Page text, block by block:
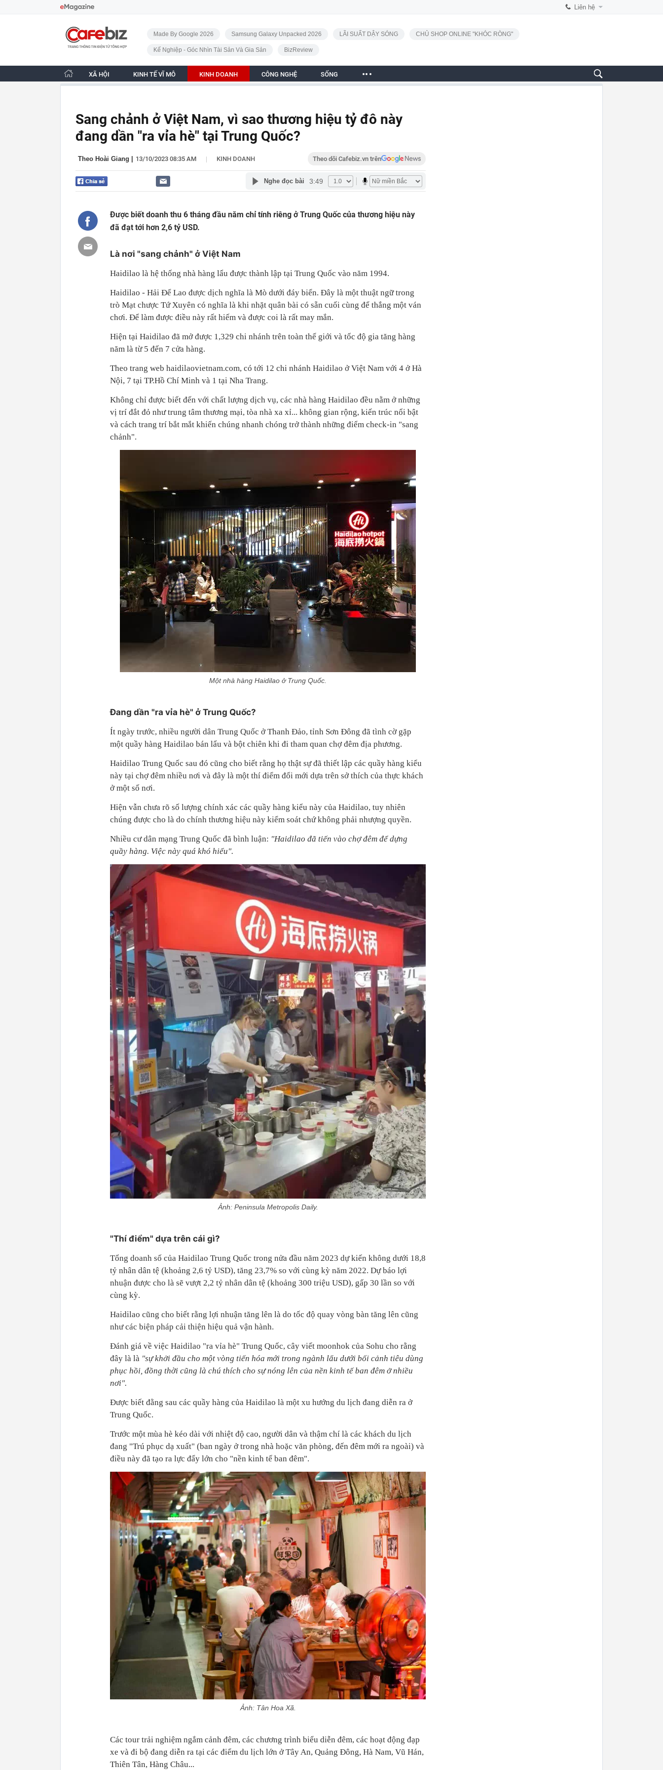
Liên hệ
CafeBiz - Trang chủ
Made By Google 2026 Samsung Galaxy Unpacked 2026 LÃI SUẤT DẬY SÓNG CHỦ SHOP ONLINE "KHÓC RÒNG"
Kế Nghiệp - Góc Nhìn Tài Sản Và Gia Sản BizReview
XÃ HỘI KINH TẾ VĨ MÔ KINH DOANH CÔNG NGHỆ SỐNG
Sang chảnh ở Việt Nam, vì sao thương hiệu tỷ đô này
đang dần "ra vỉa hè" tại Trung Quốc?
Theo Hoài Giang 13/10/2023 08:35 AM | KINH DOANH Theo dõi Cafebiz.vn trên
Nghe đọc bài 3:49
Được biết doanh thu 6 tháng đầu năm chỉ tính riêng ở Trung Quốc của thương hiệu này
đã đạt tới hơn 2,6 tỷ USD.
Là nơi "sang chảnh" ở Việt Nam
Haidilao là hệ thống nhà hàng lẩu được thành lập tại Trung Quốc vào năm 1994.
Haidilao - Hải Để Lao được dịch nghĩa là Mò dưới đáy biển. Đây là một thuật ngữ trong
trò Mạt chược Tứ Xuyên có nghĩa là khi nhặt quân bài có sẵn cuối cùng để thắng một ván
chơi. Để làm được điều này rất hiếm và được coi là rất may mắn.
Hiện tại Haidilao đã mở được 1,329 chi nhánh trên toàn thế giới và tốc độ gia tăng hàng
năm là từ 5 đến 7 cửa hàng.
Theo trang web haidilaovietnam.com, có tới 12 chi nhánh Haidilao ở Việt Nam với 4 ở Hà
Nội, 7 tại TP.Hồ Chí Minh và 1 tại Nha Trang.
Không chỉ được biết đến với chất lượng dịch vụ, các nhà hàng Haidilao đều nằm ở những
vị trí đắt đỏ như trung tâm thương mại, tòa nhà xa xỉ... không gian rộng, kiến trúc nổi bật
và cách trang trí bắt mắt khiến chúng nhanh chóng trở thành những điểm check-in "sang
chảnh".
Một nhà hàng Haidilao ở Trung Quốc.
Đang dần "ra vỉa hè" ở Trung Quốc?
Ít ngày trước, nhiều người dân Trung Quốc ở Thanh Đảo, tỉnh Sơn Đông đã tình cờ gặp
một quầy hàng Haidilao bán lẩu và bột chiên khi đi tham quan chợ đêm địa phương.
Haidilao Trung Quốc sau đó cũng cho biết rằng họ thật sự đã thiết lập các quầy hàng kiểu
này tại chợ đêm nhiều nơi và đây là một thí điểm đổi mới dựa trên sở thích của thực khách
ở một số nơi.
Hiện vẫn chưa rõ số lượng chính xác các quầy hàng kiểu này của Haidilao, tuy nhiên
chúng được cho là do chính thương hiệu này kiểm soát chứ không phải nhượng quyền.
Nhiều cư dân mạng Trung Quốc đã bình luận: "Haidilao đã tiến vào chợ đêm để dựng
quầy hàng. Việc này quá khó hiểu".
Ảnh: Peninsula Metropolis Daily.
"Thí điểm" dựa trên cái gì?
Tổng doanh số của Haidilao Trung Quốc trong nửa đầu năm 2023 dự kiến không dưới 18,8
tỷ nhân dân tệ (khoảng 2,6 tỷ USD), tăng 23,7% so với cùng kỳ năm 2022. Dự báo lợi
nhuận được cho là sẽ vượt 2,2 tỷ nhân dân tệ (khoảng 300 triệu USD), gấp 30 lần so với
cùng kỳ.
Haidilao cũng cho biết rằng lợi nhuận tăng lên là do tốc độ quay vòng bàn tăng lên cũng
như các biện pháp cải thiện hiệu quả vận hành.
Đánh giá về việc Haidilao "ra vỉa hè" Trung Quốc, cây viết moonhok của Sohu cho rằng
đây là là "sự khởi đầu cho một vòng tiến hóa mới trong ngành lẩu dưới bối cảnh tiêu dùng
phục hồi, đồng thời cũng là chú thích cho sự nóng lên của nền kinh tế ban đêm ở nhiều
nơi".
Được biết đằng sau các quầy hàng của Haidilao là một xu hướng du lịch đang diễn ra ở
Trung Quốc.
Trước một mùa hè kéo dài với nhiệt độ cao, người dân và thậm chí là các khách du lịch
đang "Trú phục dạ xuất" (ban ngày ở trong nhà hoặc văn phòng, đến đêm mới ra ngoài) và
điều này đã tạo ra lực đẩy lớn cho "nền kinh tế ban đêm".
Ảnh: Tân Hoa Xã.
Các tour trải nghiệm ngắm cảnh đêm, các chương trình biểu diễn đêm, các hoạt động đạp
xe và đi bộ đang diễn ra tại các điểm du lịch lớn ở Tây An, Quảng Đông, Hà Nam, Vũ Hán,
Thiên Tân, Hàng Châu...